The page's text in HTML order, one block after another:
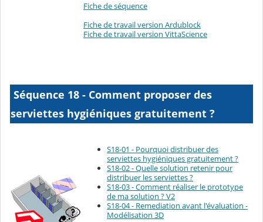
Fiche de séquence
Fiche de travail version Ardublock
Fiche de travail version VittaScience
Séquence 18 - Comment proposer des
serviettes hygiéniques gratuitement ?
S18-01 - Pourquoi distribuer des
serviettes hygiéniques gratuitement ?
S18-02 - Quelle solution retenir pour
distribuer les serviettes ?
S18-03 - Comment réaliser le prototype
de ma solution ? V2
S18-04 - Remediation avant l'évaluation -
Modélisation 3D